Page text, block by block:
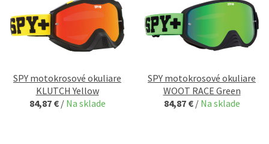
SPY motokrosové okuliare
KLUTCH Yellow
84,87 € / Na sklade
SPY motokrosové okuliare
WOOT RACE Green
84,87 € / Na sklade